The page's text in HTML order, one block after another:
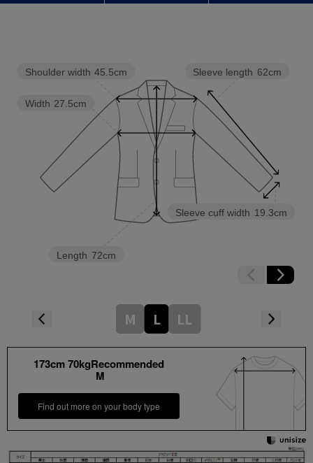
Sleeve cuff width 19.3cm
Sleeve length 62cm
Length 72cm
Width 27.5cm
Shoulder width 45.5cm
M L LL
173cm 70kgRecommended
M
Find out more on your body type